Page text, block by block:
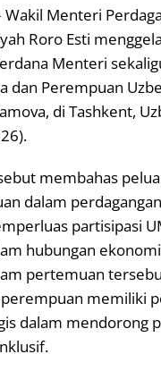
Wakil Menteri
Roro Esti
Menteri
dan Perempuan
di Tashkent,
membahas
dalam
partisipasi
hubungan
pertemuan
memiliki
dalam mendorong